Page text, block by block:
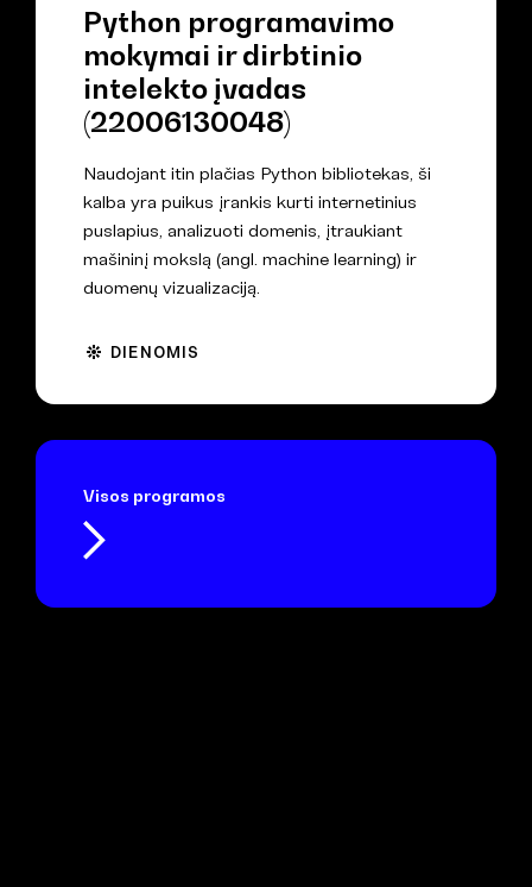
Python programavimo
mokymai ir dirbtinio
intelekto įvadas
(22006130048)
Naudojant itin plačias Python bibliotekas, ši
kalba yra puikus įrankis kurti internetinius
puslapius, analizuoti domenis, įtraukiant
mašininį mokslą (angl. machine learning) ir
duomenų vizualizaciją.
DIENOMIS
Visos programos